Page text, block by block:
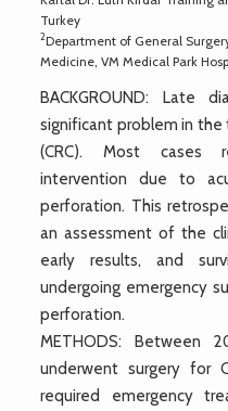
Turkey
2Department of General
Medicine, VM Medical Park
BACKGROUND: Late
significant problem in
(CRC). Most cases
intervention due to
perforation. This
an assessment of the
early results, and
undergoing emergency
perforation.
METHODS: Between
underwent surgery for
required emergency